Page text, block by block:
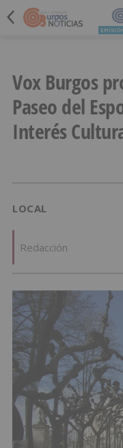
Vox Burgos
Paseo del
Interés
LOCAL
Redacción